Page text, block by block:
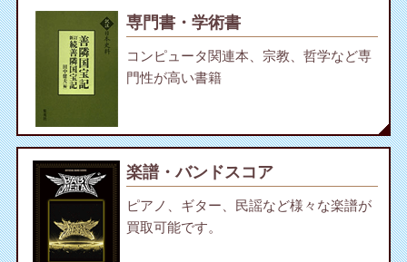
専門書・学術書
コンピュータ関連本、宗教、哲学など専
門性が高い書籍
楽譜・バンドスコア
ピアノ、ギター、民謡など様々な楽譜が
買取可能です。